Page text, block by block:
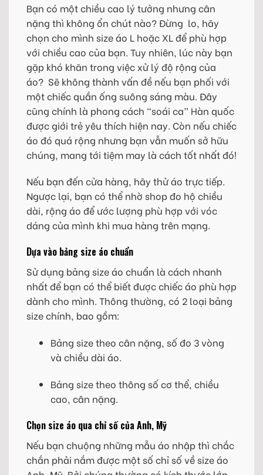
Bạn có một chiều cao lý tưởng nhưng cân
nặng thì không ổn chút nào? Đừng lo, hãy
chọn cho mình size áo L hoặc XL để phù hợp
với chiều cao của bạn. Tuy nhiên, lúc này bạn
gặp khó khăn trong việc xử lý độ rộng của
áo? Sẽ không thành vấn đề nếu bạn phối với
một chiếc quần ống suông sáng màu. Đây
cũng chính là phong cách “soái ca” Hàn quốc
được giới trẻ yêu thích hiện nay. Còn nếu chiếc
áo đó quá rộng nhưng bạn vẫn muốn sở hữu
chúng, mang tới tiệm may là cách tốt nhất đó!
Nếu bạn đến cửa hàng, hãy thử áo trực tiếp.
Ngược lại, bạn có thể nhờ shop đo hộ chiều
dài, rộng áo để ước lượng phù hợp với vóc
dáng của mình khi mua hàng trên mạng.
Dựa vào bảng size áo chuẩn
Sử dụng bảng size áo chuẩn là cách nhanh
nhất để bạn có thể biết được chiếc áo phù hợp
dành cho mình. Thông thường, có 2 loại bảng
size chính, bao gồm:
Bảng size theo cân nặng, số đo 3 vòng
và chiều dài áo.
Bảng size theo thông số cơ thể, chiều
cao, cân nặng.
Chọn size áo qua chỉ số của Anh, Mỹ
Nếu bạn chuộng những mẫu áo nhập thì chắc
chắn phải nắm được một số chỉ số về size áo